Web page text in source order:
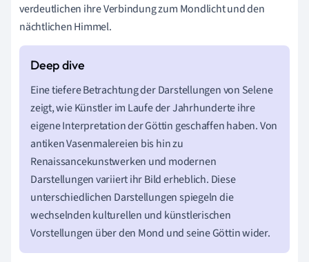
verdeutlichen ihre Verbindung zum Mondlicht und den
nächtlichen Himmel.
Eine tiefere Betrachtung der Darstellungen von Selene
zeigt, wie Künstler im Laufe der Jahrhunderte ihre
eigene Interpretation der Göttin geschaffen haben. Von
antiken Vasenmalereien bis hin zu
Renaissancekunstwerken und modernen
Darstellungen variiert ihr Bild erheblich. Diese
unterschiedlichen Darstellungen spiegeln die
wechselnden kulturellen und künstlerischen
Vorstellungen über den Mond und seine Göttin wider.